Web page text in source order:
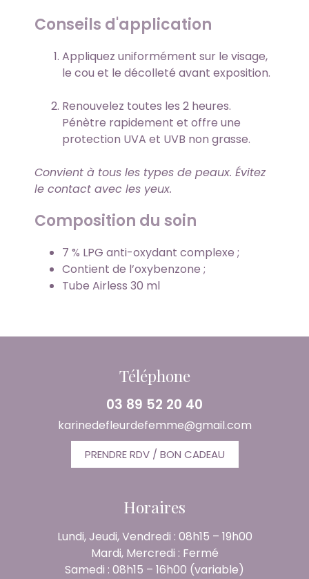
Conseils d'application
Appliquez uniformément sur le visage,
le cou et le décolleté avant exposition.
Renouvelez toutes les 2 heures.
Pénètre rapidement et offre une
protection UVA et UVB non grasse.
Convient à tous les types de peaux. Évitez
le contact avec les yeux.
Composition du soin
7 % LPG anti-oxydant complexe ;
Contient de l’oxybenzone ;
Tube Airless 30 ml
Téléphone
03 89 52 20 40
karinedefleurdefemme@gmail.com
PRENDRE RDV / BON CADEAU
Horaires
Lundi, Jeudi, Vendredi : 08h15 – 19h00
Mardi, Mercredi : Fermé
Samedi : 08h15 – 16h00 (variable)